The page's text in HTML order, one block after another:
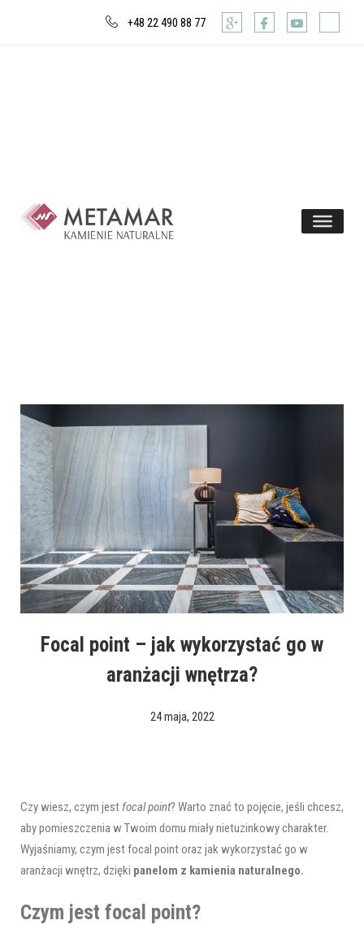
+48 22 490 88 77
Focal point – jak wykorzystać go w
aranżacji wnętrza?
24 maja, 2022
Czy wiesz, czym jestfocal point? Warto znać to pojęcie, jeśli chcesz,
aby pomieszczenia w Twoim domu miały nietuzinkowy charakter.
Wyjaśniamy, czym jest focal point oraz jak wykorzystać go w
aranżacji wnętrz, dzięki panelom z kamienia naturalnego.
Czym jest focal point?